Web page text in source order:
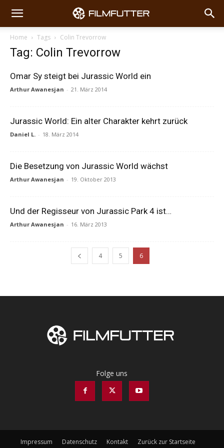
Home Tags Colin Trevorrow
Tag: Colin Trevorrow
Omar Sy steigt bei Jurassic World ein
Arthur Awanesjan - 21. März 2014
Jurassic World: Ein alter Charakter kehrt zurück
Daniel L. - 18. März 2014
Die Besetzung von Jurassic World wächst
Arthur Awanesjan - 19. Oktober 2013
Und der Regisseur von Jurassic Park 4 ist…
Arthur Awanesjan - 16. März 2013
4 5 6
Folge uns
Impressum Datenschutz Kontakt
Zurück zur Startseite